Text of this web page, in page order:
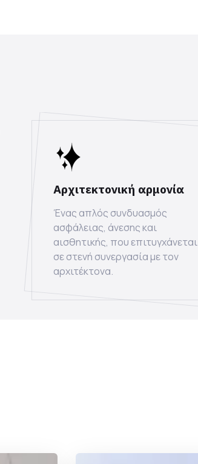
Αρχιτεκτονική αρμονία
Ένας απλός συνδυασμός
ασφάλειας, άνεσης και
αισθητικής, που επιτυγχάνεται
σε στενή συνεργασία με τον
αρχιτέκτονα.